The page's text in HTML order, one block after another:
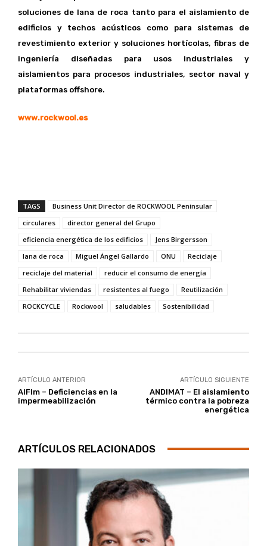
soluciones de lana de roca tanto para el aislamiento de
edificios y techos acústicos como para sistemas de
revestimiento exterior y soluciones hortícolas, fibras de
ingeniería diseñadas para usos industriales y
aislamientos para procesos industriales, sector naval y
plataformas offshore.
www.rockwool.es
TAGS
Business Unit Director de ROCKWOOL Peninsular
circulares
director general del Grupo
eficiencia energética de los edificios
Jens Birgersson
lana de roca
Miguel Ángel Gallardo ONU
Reciclaje
reciclaje del material
reducir el consumo de energía
Rehabilitar viviendas
resistentes al fuego
Reutilización
ROCKCYCLE
Rockwool saludables Sostenibilidad
ARTÍCULO ANTERIOR
AIFIm – Deficiencias en la
impermeabilización
ARTÍCULO SIGUIENTE
ANDIMAT – El aislamiento
térmico contra la pobreza
energética
ARTÍCULOS RELACIONADOS